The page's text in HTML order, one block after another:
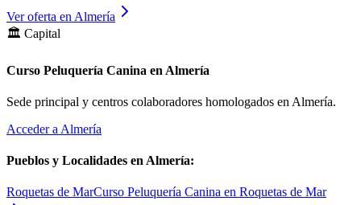
Ver oferta en Almería
🏛️ Capital
Curso Peluquería Canina en Almería
Sede principal y centros colaboradores homologados en Almería.
Acceder a Almería
Pueblos y Localidades en Almería:
Roquetas de MarCurso Peluquería Canina en Roquetas de Mar